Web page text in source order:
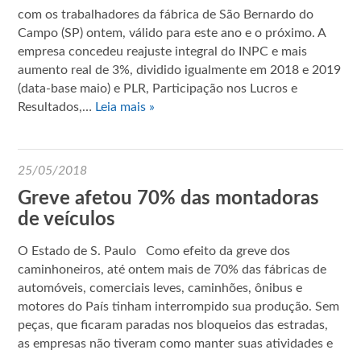
com os trabalhadores da fábrica de São Bernardo do
Campo (SP) ontem, válido para este ano e o próximo. A
empresa concedeu reajuste integral do INPC e mais
aumento real de 3%, dividido igualmente em 2018 e 2019
(data-base maio) e PLR, Participação nos Lucros e
Resultados,… Leia mais »
25/05/2018
Greve afetou 70% das montadoras
de veículos
O Estado de S. Paulo Como efeito da greve dos
caminhoneiros, até ontem mais de 70% das fábricas de
automóveis, comerciais leves, caminhões, ônibus e
motores do País tinham interrompido sua produção. Sem
peças, que ficaram paradas nos bloqueios das estradas,
as empresas não tiveram como manter suas atividades e